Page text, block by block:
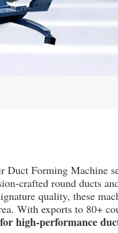
Duct Forming Machine
crafted round ducts
quality, these
With exports to 80+
high-performance